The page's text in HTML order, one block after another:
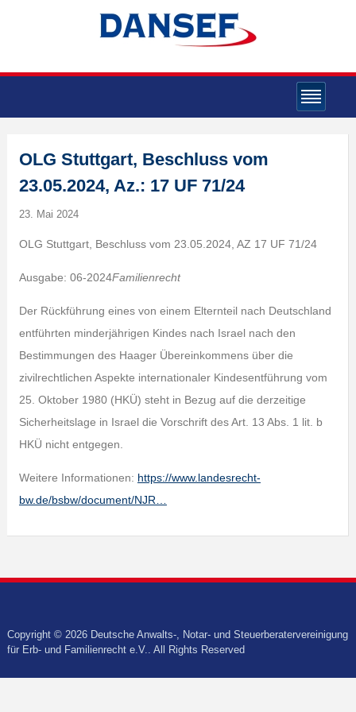
OLG Stuttgart, Beschluss vom
23.05.2024, Az.: 17 UF 71/24
23. Mai 2024
OLG Stuttgart, Beschluss vom 23.05.2024, AZ 17 UF 71/24
Ausgabe: 06-2024Familienrecht
Der Rückführung eines von einem Elternteil nach Deutschland
entführten minderjährigen Kindes nach Israel nach den
Bestimmungen des Haager Übereinkommens über die
zivilrechtlichen Aspekte internationaler Kindesentführung vom
25. Oktober 1980 (HKÜ) steht in Bezug auf die derzeitige
Sicherheitslage in Israel die Vorschrift des Art. 13 Abs. 1 lit. b
HKÜ nicht entgegen.
Weitere Informationen: https://www.landesrecht-
bw.de/bsbw/document/NJR…
Copyright © 2026 Deutsche Anwalts-, Notar- und Steuerberatervereinigung
für Erb- und Familienrecht e.V.. All Rights Reserved